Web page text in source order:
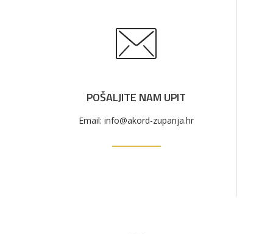
POŠALJITE NAM UPIT
Email: info@akord-zupanja.hr